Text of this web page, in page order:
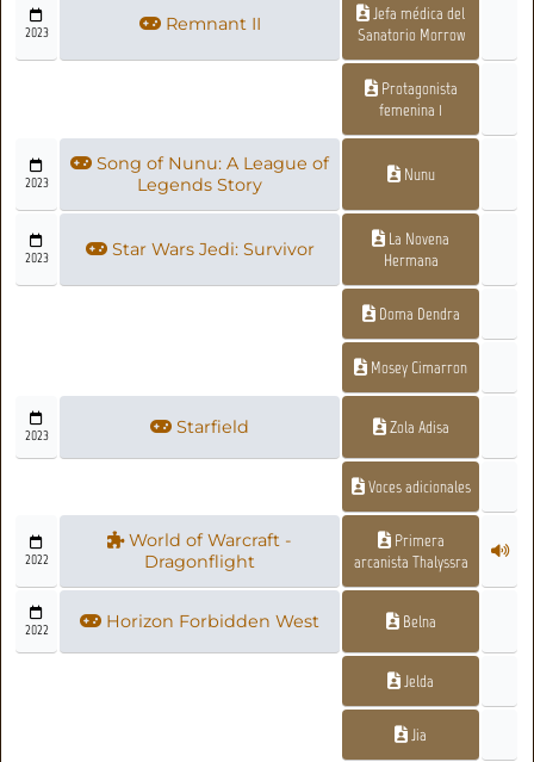
2023 Remnant II
Jefa médica del
Sanatorio Morrow
Protagonista
femenina 1
2023
Song of Nunu: A League of
Legends Story
Nunu
2023 Star Wars Jedi: Survivor
La Novena
Hermana
Doma Dendra
Mosey Cimarron
2023 Starfield Zola Adisa
Voces adicionales
2022
World of Warcraft -
Dragonflight
Primera
arcanista Thalyssra
2022 Horizon Forbidden West Belna
Jelda
Jia